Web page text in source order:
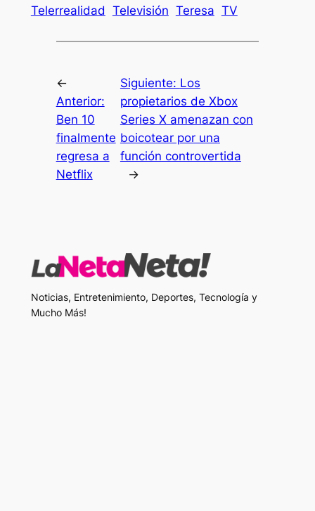
Telerrealidad Televisión Teresa TV
←
Anterior:
Ben 10
finalmente
regresa a
Netflix
Siguiente: Los
propietarios de Xbox
Series X amenazan con
boicotear por una
función controvertida
→
Noticias, Entretenimiento, Deportes, Tecnología y
Mucho Más!